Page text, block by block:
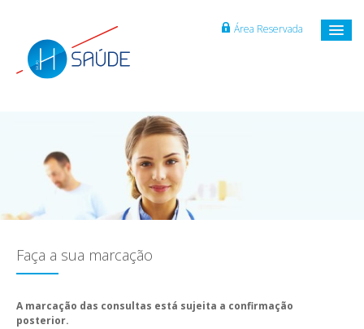
Área Reservada
Faça a sua marcação
A marcação das consultas está sujeita a confirmação
posterior.